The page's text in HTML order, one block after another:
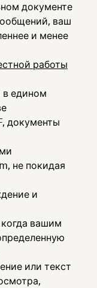
документе
ваш
и менее
работы
в едином
документы
не покидая
и
вашим
или текст